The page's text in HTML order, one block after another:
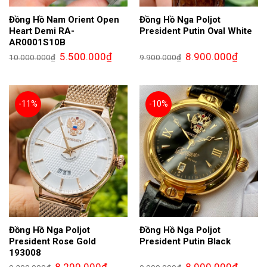
Đồng Hồ Nam Orient Open
Heart Demi RA-
AR0001S10B
10.000.000₫ Giá
gốc
5.500.000₫Giá
hiện
5.500.000₫.
Đồng Hồ Nga Poljot
President Putin Oval White
9.900.000₫ Giá
gốc
8.900.000₫Giá
hiện
-11%
Đồng Hồ Nga Poljot
President Rose Gold
193008
-10%
Đồng Hồ Nga Poljot
President Putin Black